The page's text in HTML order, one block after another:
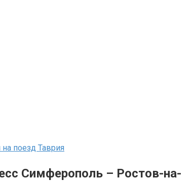
поезд Таврия
Симферополь – Ростов-на-